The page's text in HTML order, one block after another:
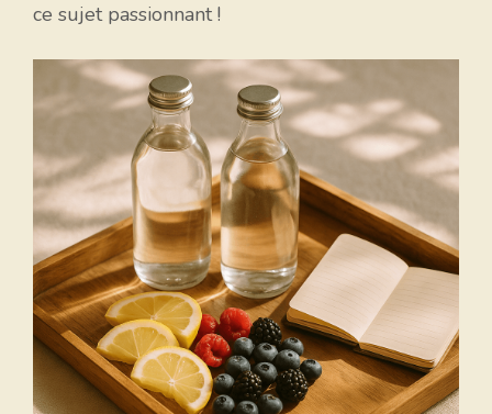
ce sujet passionnant !